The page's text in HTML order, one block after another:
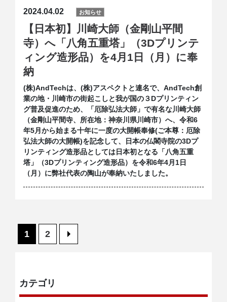
2024.04.02 お知らせ
【日本初】川崎大師（金剛山平間
寺）へ「八角五重塔」（3Dプリンテ
ィング造形品）を4月1日（月）に奉
納
(株)AndTechは、(株)アスペクトと連名で、AndTech創
業の地・川崎市の街起こしと我が国の３Dプリンティン
グ普及促進のため、「厄除弘法大師」で有名な川崎大師
（金剛山平間寺、所在地：神奈川県川崎市）へ、令和6
年5月から始まる十年に一度の大開帳奉修(ご本尊：厄除
弘法大師の大開帳)を記念して、日本の仏閣寺院の3Dプ
リンティング造形品としては日本初となる「八角五重
塔」（3Dプリンティング造形品）を令和6年4月1日
（月）に弊社代表の陶山が奉納いたしました。
1 2 >
カテゴリ